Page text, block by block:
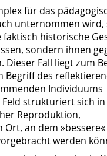
für das
unternommen wird,
historische
sondern ihnen
Fall liegt zum
Begriff des
Individuums
strukturiert sich
Reproduktion,
Ort, an dem »bessere«
werden